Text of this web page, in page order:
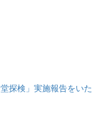
探検」実施報告をいた